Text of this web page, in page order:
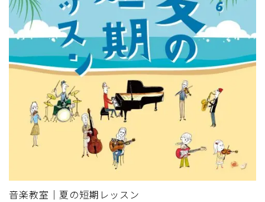
音楽教室｜夏の短期レッスン